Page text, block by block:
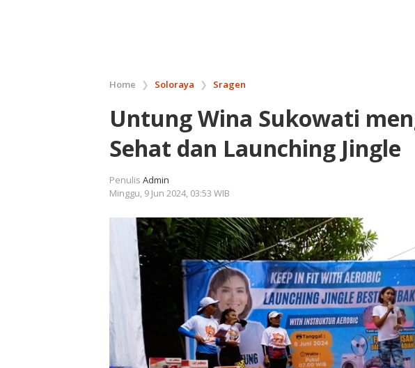
Home ❯ Soloraya ❯ Sragen
Untung Wina Sukowati
Sehat dan Launching Jingle
Penulis Admin
Minggu, 9 Jun 2024, 03:53 WIB